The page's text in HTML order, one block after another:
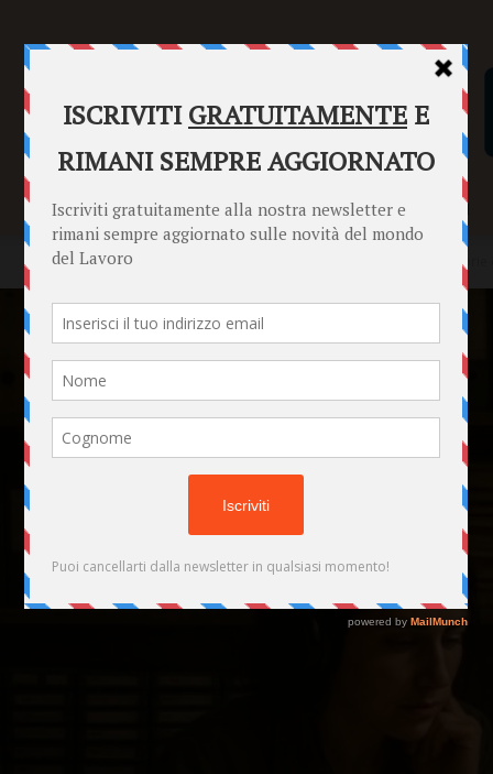
SENTENZE FORMULARI PUNTO INFORMAZIONI
Home News Metodologie di ricerca per lo studio delle